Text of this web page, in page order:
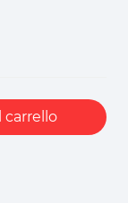
carrello